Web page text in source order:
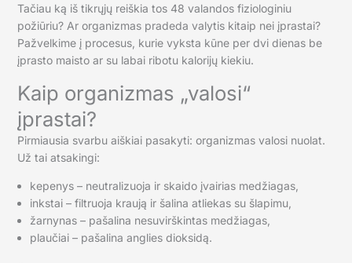
Tačiau ką iš tikrųjų reiškia tos 48 valandos fiziologiniu
požiūriu? Ar organizmas pradeda valytis kitaip nei įprastai?
Pažvelkime į procesus, kurie vyksta kūne per dvi dienas be
įprasto maisto ar su labai ribotu kalorijų kiekiu.
Kaip organizmas „valosi“
įprastai?
Pirmiausia svarbu aiškiai pasakyti: organizmas valosi nuolat.
Už tai atsakingi:
kepenys – neutralizuoja ir skaido įvairias medžiagas,
inkstai – filtruoja kraują ir šalina atliekas su šlapimu,
žarnynas – pašalina nesuvirškintas medžiagas,
plaučiai – pašalina anglies dioksidą.